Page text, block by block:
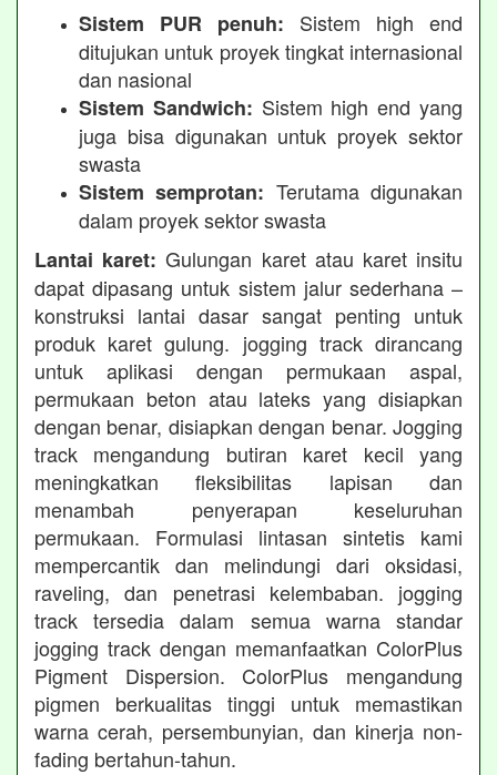
Sistem PUR penuh: Sistem high end
ditujukan untuk proyek tingkat internasional
dan nasional
Sistem Sandwich: Sistem high end yang
juga bisa digunakan untuk proyek sektor
swasta
Sistem semprotan: Terutama digunakan
dalam proyek sektor swasta
Lantai karet: Gulungan karet atau karet insitu
dapat dipasang untuk sistem jalur sederhana –
konstruksi lantai dasar sangat penting untuk
produk karet gulung. jogging track dirancang
untuk aplikasi dengan permukaan aspal,
permukaan beton atau lateks yang disiapkan
dengan benar, disiapkan dengan benar. Jogging
track mengandung butiran karet kecil yang
meningkatkan fleksibilitas lapisan dan
menambah penyerapan keseluruhan
permukaan. Formulasi lintasan sintetis kami
mempercantik dan melindungi dari oksidasi,
raveling, dan penetrasi kelembaban. jogging
track tersedia dalam semua warna standar
jogging track dengan memanfaatkan ColorPlus
Pigment Dispersion. ColorPlus mengandung
pigmen berkualitas tinggi untuk memastikan
warna cerah, persembunyian, dan kinerja non-
fading bertahun-tahun.